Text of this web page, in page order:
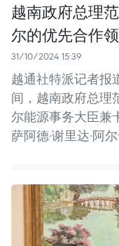
越南政府总理
尔的优先合作
31/10/2024 15:39
越通社特派记者报
间，越南政府总理
尔能源事务大臣兼
萨阿德·谢里达·阿尔